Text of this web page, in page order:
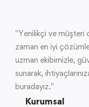
"Yenilikçi ve müşteri
zaman en iyi
uzman ekibimizle,
sunarak,
buradayız."
Kurumsal